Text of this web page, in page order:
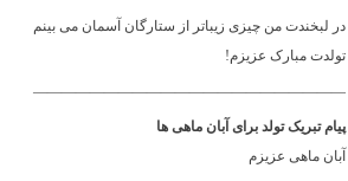
در لبخندت من چیزی زیباتر از ستارگان آسمان می بینم
تولدت مبارک عزیزم!
——————————————————————
پیام تبریک تولد برای آبان ماهی ها
آبان ماهی عزیزم